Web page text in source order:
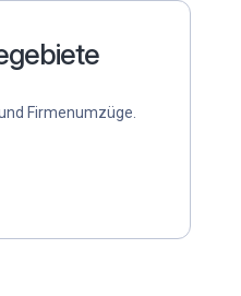
Firmenumzüge.